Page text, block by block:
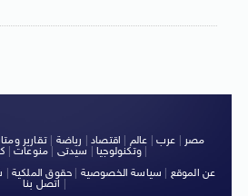
مصر عرب عالم اقتصاد رياضة |تقارير
وتكنولوجيا| سيدتى منوعات
|
عن الموقع
سياسة الخصوصية حقوق الملكية
اتصل بنا